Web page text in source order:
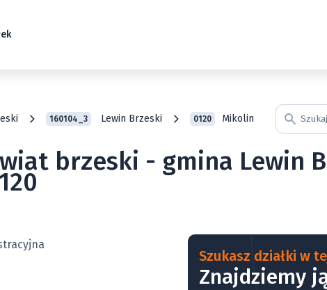
160104_3 Lewin Brzeski 0120 Mikolin
brzeski - gmina Lewin
Szukasz działki w
Znajdziemy